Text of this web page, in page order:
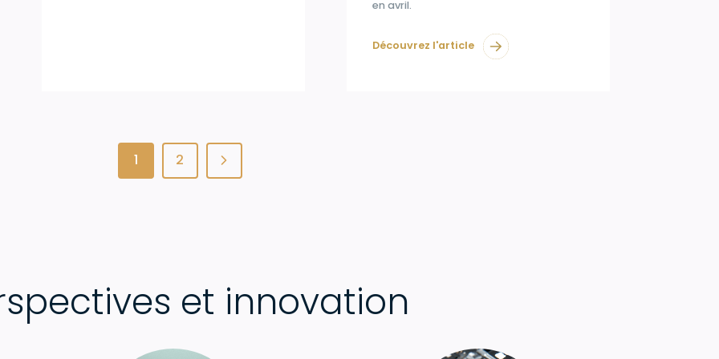
en avril.
Découvrez l'article
1 2
et innovation